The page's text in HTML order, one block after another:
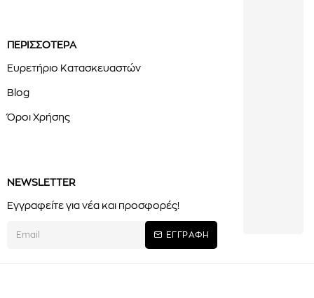
ΠΕΡΙΣΣΟΤΕΡΑ
Ευρετήριο Κατασκευαστών
Blog
Όροι Χρήσης
NEWSLETTER
Εγγραφείτε για νέα και προσφορές!
ΕΓΓΡΑΦΗ